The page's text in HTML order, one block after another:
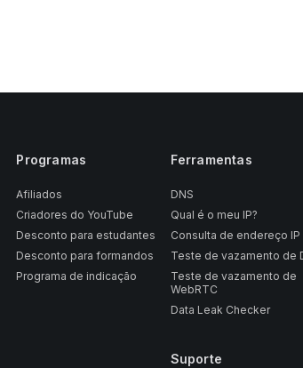
Programas
Afiliados
Criadores do YouTube
Desconto para estudantes
Desconto para formandos
Programa de indicação
Ferramentas
DNS
Qual é o meu IP?
Consulta de endereço IP
Teste de vazamento de
Teste de vazamento de
WebRTC
Data Leak Checker
Suporte